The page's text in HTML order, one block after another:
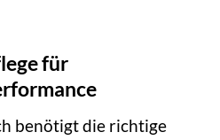
für
benötigt die richtige